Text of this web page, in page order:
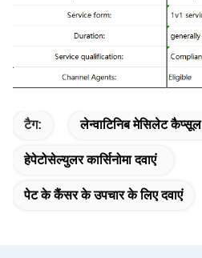
टैग: लेन्वाटिनिब मेसिलेट कैप्सूल
हेपेटोसेल्युलर कार्सिनोमा दवाएं
पेट के कैंसर के उपचार के लिए दवाएं